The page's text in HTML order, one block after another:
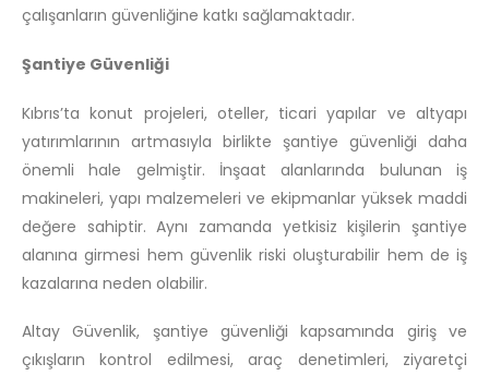
çalışanların güvenliğine katkı sağlamaktadır.
Şantiye Güvenliği
Kıbrıs’ta konut projeleri, oteller, ticari yapılar ve altyapı
yatırımlarının artmasıyla birlikte şantiye güvenliği daha
önemli hale gelmiştir. İnşaat alanlarında bulunan iş
makineleri, yapı malzemeleri ve ekipmanlar yüksek maddi
değere sahiptir. Aynı zamanda yetkisiz kişilerin şantiye
alanına girmesi hem güvenlik riski oluşturabilir hem de iş
kazalarına neden olabilir.
Altay Güvenlik, şantiye güvenliği kapsamında giriş ve
çıkışların kontrol edilmesi, araç denetimleri, ziyaretçi